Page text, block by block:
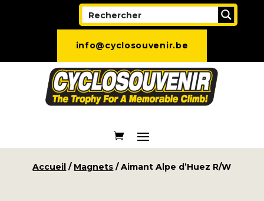
info@cyclosouvenir.be
Accueil / Magnets / Aimant Alpe d’Huez R/W